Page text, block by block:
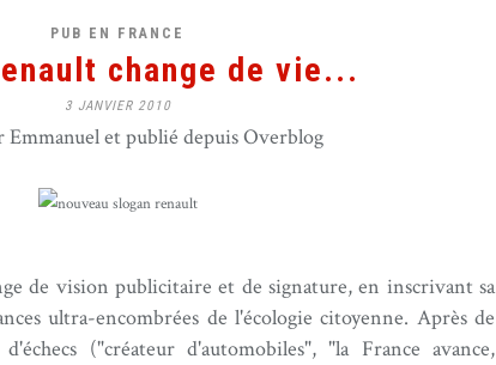
PUB EN FRANCE
change de vie...
3 JANVIER 2010
Emmanuel et publié depuis Overblog
de vision publicitaire et de signature, en inscrivant sa
ultra-encombrées de l'écologie citoyenne. Après de
("créateur d'automobiles", "la France avance,